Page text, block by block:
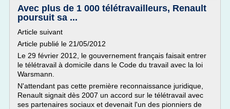
Avec plus de 1 000 télétravailleurs, Renault
poursuit sa ...
Article suivant
Article publié le 21/05/2012
Le 29 février 2012, le gouvernement français faisait entrer
le télétravail à domicile dans le Code du travail avec la loi
Warsmann.
N'attendant pas cette première reconnaissance juridique,
Renault signait dès 2007 un accord sur le télétravail avec
ses partenaires sociaux et devenait l'un des pionniers de